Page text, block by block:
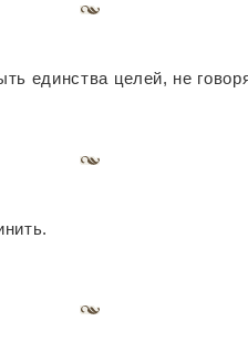
единства целей, не